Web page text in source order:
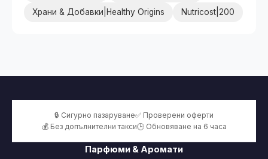
Храни & Добавки|Healthy Origins Nutricost|200
🔒 Сигурно пазаруване✅ Проверени оферти
💰 Без допълнителни такси🕒 Обновяване на 6 часа
Парфюми & Аромати